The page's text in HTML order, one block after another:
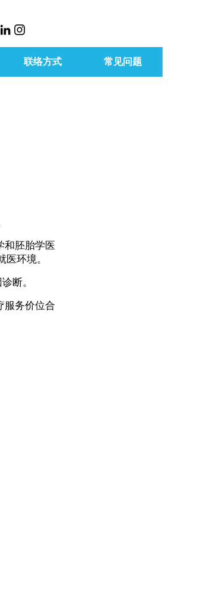
联络方式 常见问题
和胚胎学医
环境。
断。
服务价位合